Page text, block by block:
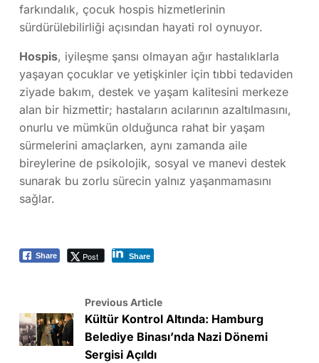
farkındalık, çocuk hospis hizmetlerinin
sürdürülebilirliği açısından hayati rol oynuyor.
Hospis, iyileşme şansı olmayan ağır hastalıklarla
yaşayan çocuklar ve yetişkinler için tıbbi tedaviden
ziyade bakım, destek ve yaşam kalitesini merkeze
alan bir hizmettir; hastaların acılarının azaltılmasını,
onurlu ve mümkün olduğunca rahat bir yaşam
sürmelerini amaçlarken, aynı zamanda aile
bireylerine de psikolojik, sosyal ve manevi destek
sunarak bu zorlu sürecin yalnız yaşanmamasını
sağlar.
Share Post Share
Previous Article
Kültür Kontrol Altında: Hamburg
Belediye Binası’nda Nazi Dönemi
Sergisi Açıldı